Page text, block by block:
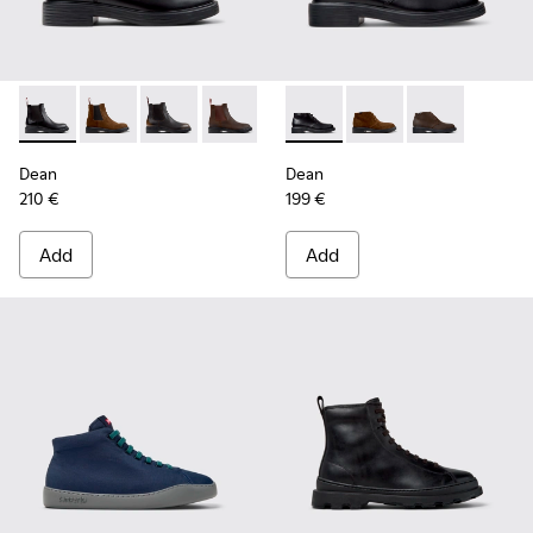
Dean - K300492-001 - Black Leather Ankle Boots for Men.
Dean - K300492-007
Dean - K300492-005
Dean - K300492-004
Dean
210 €
Add
Dean - K300493-001 -
Dean - K300493-
Dean -
Dean
199 €
Add